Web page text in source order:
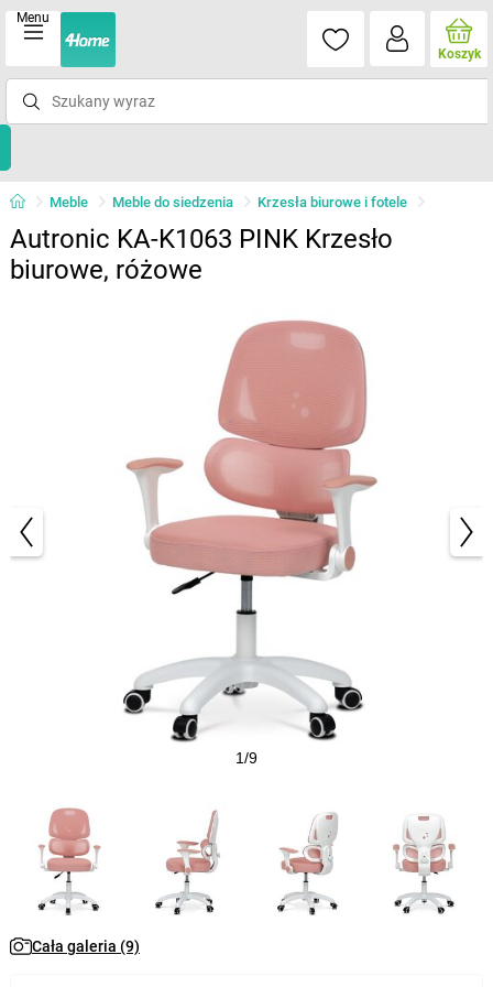
Menu
Koszyk
Meble Meble do siedzenia Krzesła biurowe i fotele
Autronic KA-K1063 PINK Krzesło
biurowe, różowe
1/9
Cała galeria (9)